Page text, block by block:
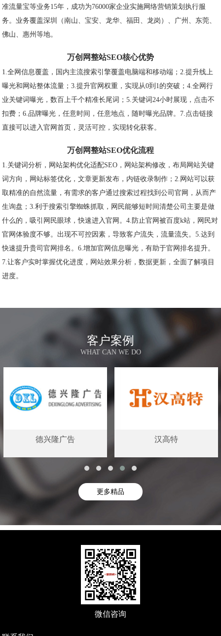
准流量宝等业务15年，成功为76000家企业实施网络营销策划执行服
务。业务覆盖深圳（南山、宝安、龙华、福田、龙岗）、广州、东莞、
佛山、惠州等地。
万创网整站SEO核心优势
1.全网信息覆盖，国内主流搜索引擎覆盖电脑端和移动端；2.提升线上
曝光和网站整体流量；3.提升官网权重，实现从0到1的突破；4.全网行
业关键词曝光，数百上千个精准长尾词；5.关键词24小时展现，点击不
扣费；6.品牌曝光，任意时间，任意地点，随时曝光品牌。7.点击链接
直接可以进入官网首页，灵活可控，实现转化获客。
万创网整站SEO优化流程
1.关键词分析，网站架构优化适配SEO，网站架构修改，布局网站关键
词方向，网站标签优化，文章更新发布，内链收录制作；2.网站可以获
取精准的自然流量，有需求的客户通过搜索过程找到公司官网，从而产
生询盘；3.利于搜索引擎蜘蛛抓取，网民能够短时间清楚公司主要是做
什么的，吸引网民眼球，快速进入官网。4.防止官网被百度k站，网民对
官网体验度不够。出现不可控因素，导致客户流失，流量流失。5.达到
快速提升贵司官网排名。6.增加官网信息曝光，有助于官网排名提升。
7.让客户实时掌握优化进度，网站效果分析，数据更新，全面了解项目
进度。
客户案例
WHAT CAN WE DO
德兴隆广告 汉高特
更多精品
微信咨询